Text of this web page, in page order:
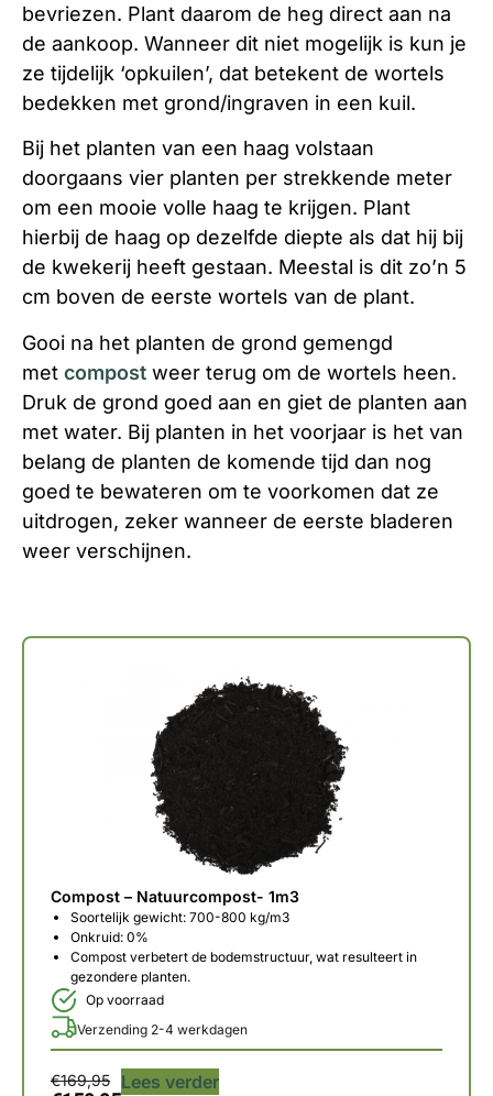
bevriezen. Plant daarom de heg direct aan na
de aankoop. Wanneer dit niet mogelijk is kun je
ze tijdelijk ‘opkuilen’, dat betekent de wortels
bedekken met grond/ingraven in een kuil.
Bij het planten van een haag volstaan
doorgaans vier planten per strekkende meter
om een mooie volle haag te krijgen. Plant
hierbij de haag op dezelfde diepte als dat hij bij
de kwekerij heeft gestaan. Meestal is dit zo’n 5
cm boven de eerste wortels van de plant.
Gooi na het planten de grond gemengd
met compost weer terug om de wortels heen.
Druk de grond goed aan en giet de planten aan
met water. Bij planten in het voorjaar is het van
belang de planten de komende tijd dan nog
goed te bewateren om te voorkomen dat ze
uitdrogen, zeker wanneer de eerste bladeren
weer verschijnen.
Compost – Natuurcompost- 1m3
Soortelijk gewicht: 700-800 kg/m3
Onkruid: 0%
Compost verbetert de bodemstructuur, wat resulteert in
gezondere planten.
Op voorraad
Verzending 2-4 werkdagen
€169,95 Lees verder